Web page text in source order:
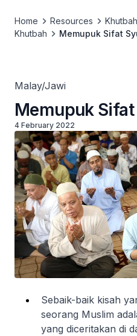
Home Resources
Khutbah
Memupuk Sifat
Malay/Jawi
Memupuk
4 February 2022
Sebaik-baik kisah
seorang Muslim
yang diceritakan di